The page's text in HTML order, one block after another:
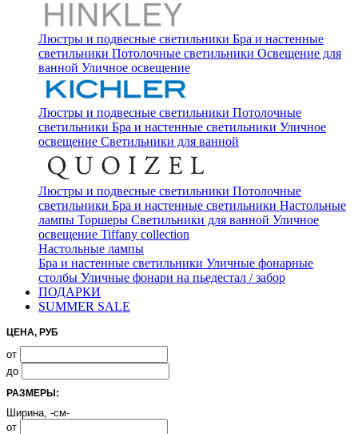
Люстры и подвесные светильники Бра и настенные
светильники Потолочные светильники Освещение для
ванной Уличное освещение
Люстры и подвесные светильники Потолочные
светильники Бра и настенные светильники Уличное
освещение Светильники для ванной
Люстры и подвесные светильники Потолочные
светильники Бра и настенные светильники Настольные
лампы Торшеры Светильники для ванной Уличное
освещение Tiffany collection
Настольные лампы
Бра и настенные светильники Уличные фонарные
столбы Уличные фонари на пьедестал / забор
ПОДАРКИ
SUMMER SALE
ЦЕНА, РУБ
от
до
РАЗМЕРЫ:
Ширина, -см-
от